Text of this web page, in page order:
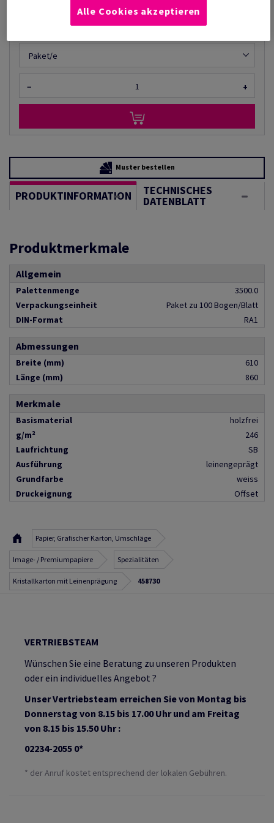
Paket/e
− +
Muster bestellen
PRODUKTINFORMATION TECHNISCHES
DATENBLATT
Produktmerkmale
Allgemein
Palettenmenge
3500.0
Verpackungseinheit
Paket zu 100 Bogen/Blatt
DIN-Format
RA1
Abmessungen
Breite (mm)
610
Länge (mm)
860
Merkmale
Basismaterial
holzfrei
g/m²
246
Laufrichtung
SB
Ausführung
leinengeprägt
Grundfarbe
weiss
Druckeignung
Offset
Papier, Grafischer Karton, Umschläge
Image- / Premiumpapiere Spezialitäten
Kristallkarton mit Leinenprägung 458730
VERTRIEBSTEAM
Wünschen Sie eine Beratung zu unseren Produkten
oder ein individuelles Angebot ?
Unser Vertriebsteam erreichen Sie von Montag bis
Donnerstag von 8.15 bis 17.00 Uhr und am Freitag
von 8.15 bis 15.50 Uhr :
02234-2055 0*
* der Anruf kostet entsprechend der lokalen Gebühren.
Alle Cookies akzeptieren